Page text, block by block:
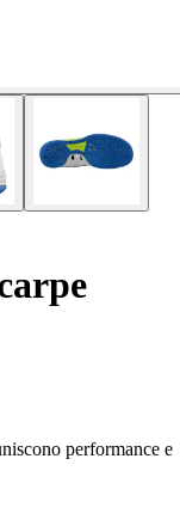
performance e